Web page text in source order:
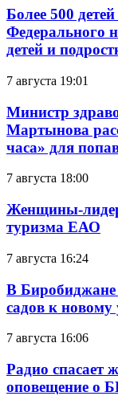
Более 500
Федерального
детей и
7 августа 19:01
Министр
Мартынова
часа» для
7 августа 18:00
Женщины-
туризма ЕАО
7 августа 16:24
В Биробиджане
садов к новому
7 августа 16:06
Радио спасает
оповещение о